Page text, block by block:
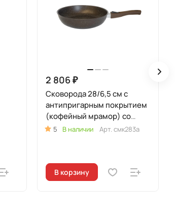
2 806 ₽
Сковорода 28/6,5 см с
антипригарным покрытием
(кофейный мрамор) со
съемной ручкой
5 В наличии Арт. смк283а
В корзину